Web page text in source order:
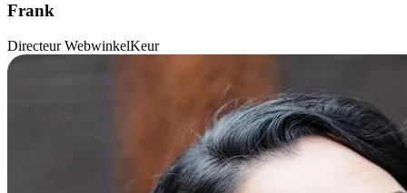
Frank
Directeur WebwinkelKeur